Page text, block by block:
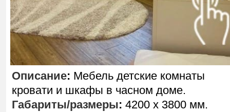
Описание: Мебель детские комнаты
кровати и шкафы в часном доме.
Габариты/размеры: 4200 х 3800 мм.